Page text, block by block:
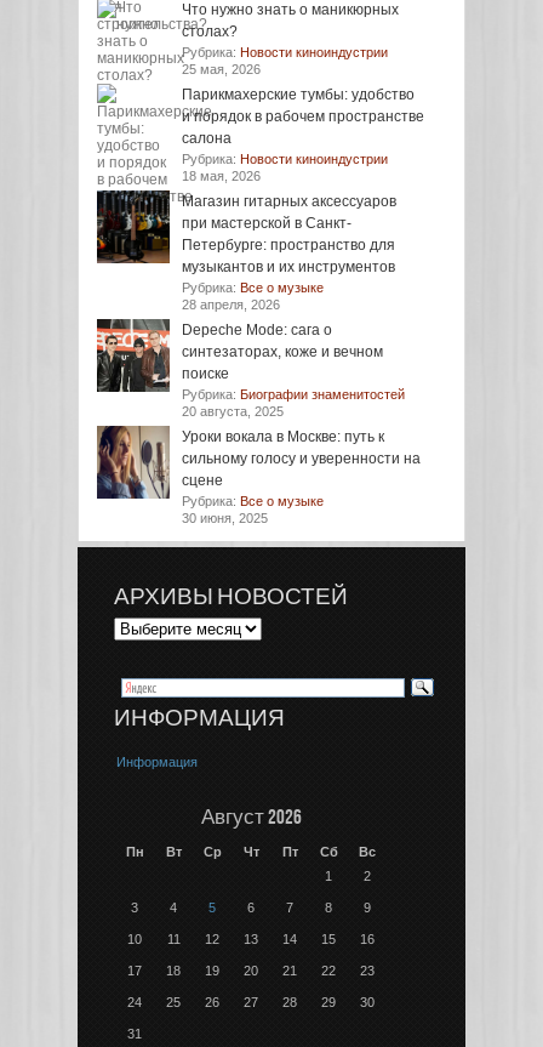
Что нужно знать о маникюрных
столах?
Рубрика: Новости киноиндустрии
25 мая, 2026
Парикмахерские тумбы: удобство
и порядок в рабочем пространстве
салона
Рубрика: Новости киноиндустрии
18 мая, 2026
Магазин гитарных аксессуаров
при мастерской в Санкт-
Петербурге: пространство для
музыкантов и их инструментов
Рубрика: Все о музыке
28 апреля, 2026
Depeche Mode: сага о
синтезаторах, коже и вечном
поиске
Рубрика: Биографии знаменитостей
20 августа, 2025
Уроки вокала в Москве: путь к
сильному голосу и уверенности на
сцене
Рубрика: Все о музыке
30 июня, 2025
АРХИВЫ НОВОСТЕЙ
ИНФОРМАЦИЯ
Информация
Август 2026
Пн Вт Ср Чт Пт Сб
Вс
1
2
3 4 5 6 7 8 9
10 11 12 13 14 15 16
17 18 19 20 21 22 23
24 25 26 27 28 29 30
31